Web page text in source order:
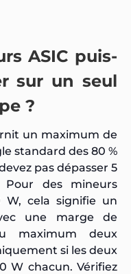
ASIC puis-
sur un seul
?
un maximum de
standard des 80 %
pas dépasser 5
des mineurs
W, cela signifie un
une marge de
maximum deux
si les deux
W chacun. Vérifiez